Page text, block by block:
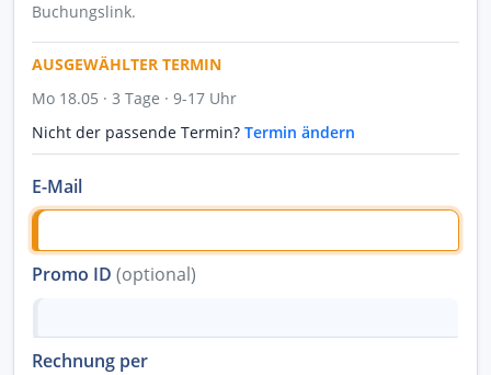
Buchungslink.
AUSGEWÄHLTER TERMIN
Mo 18.05 · 3 Tage · 9-17 Uhr
Nicht der passende Termin? Termin ändern
E-Mail
Promo ID (optional)
Rechnung per